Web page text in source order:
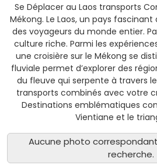
Se Déplacer au Laos transports
Mékong. Le Laos, un pays fascinant
des voyageurs du monde entier.
culture riche. Parmi les
une croisière sur le Mékong se
fluviale permet d’explorer des
du fleuve qui serpente à travers
transports combinés avec votre
Destinations emblématiques
Vientiane et le
Aucune photo
recherche.